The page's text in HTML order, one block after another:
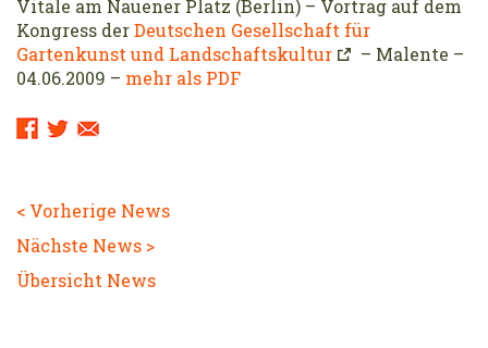
Vitale am Nauener Platz (Berlin) – Vortrag auf dem
Kongress derDeutschen Gesellschaft für
Gartenkunst und Landschaftskultur
– Malente –
04.06.2009 – mehr als PDF
Sharing
< Vorherige News
Nächste News >
Übersicht News